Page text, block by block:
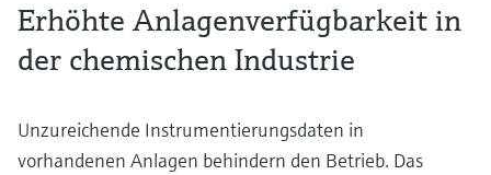
Erhöhte Anlagenverfügbarkeit in
der chemischen Industrie
Unzureichende Instrumentierungsdaten in
vorhandenen Anlagen behindern den Betrieb. Das